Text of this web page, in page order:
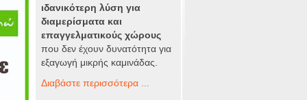
ιδανικότερη λύση για
διαμερίσματα και
επαγγελματικούς χώρους
που δεν έχουν δυνατότητα για
εξαγωγή μικρής καμινάδας.
Διαβάστε περισσότερα ...